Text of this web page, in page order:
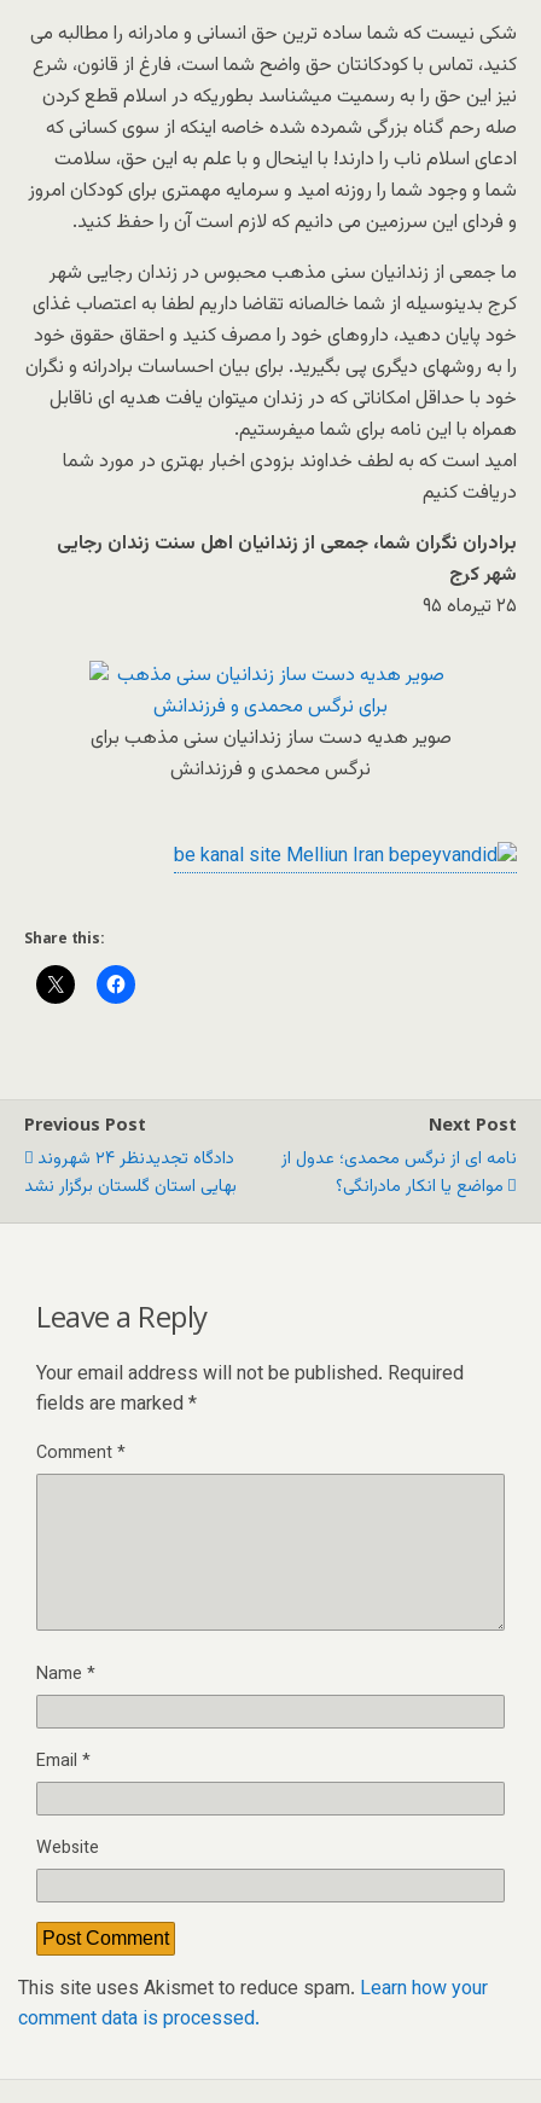
شکی نیست که شما ساده ترین حق انسانی و مادرانه را مطالبه می
کنید، تماس با کودکانتان حق واضح شما است، فارغ از قانون، شرع
نیز این حق را به رسمیت میشناسد بطوریکه در اسلام قطع کردن
صله رحم گناه بزرگی شمرده شده خاصه اینکه از سوی کسانی که
ادعای اسلام ناب را دارند! با اینحال و با علم به این حق، سلامت
شما و وجود شما را روزنه امید و سرمایه مهمتری برای کودکان امروز
و فردای این سرزمین می دانیم که لازم است آن را حفظ کنید.
ما جمعی از زندانیان سنی مذهب محبوس در زندان رجایی شهر
کرج بدینوسیله از شما خالصانه تقاضا داریم لطفا به اعتصاب غذای
خود پایان دهید، داروهای خود را مصرف کنید و احقاق حقوق خود
را به روشهای دیگری پی بگیرید. برای بیان احساسات برادرانه و نگران
خود با حداقل امکاناتی که در زندان میتوان یافت هدیه ای ناقابل
همراه با این نامه برای شما میفرستیم.
امید است که به لطف خداوند بزودی اخبار بهتری در مورد شما
دریافت کنیم
برادران نگران شما، جمعی از زندانیان اهل سنت زندان رجایی
شهر کرج
۲۵ تیرماه ۹۵
صویر هدیه دست ساز زندانیان سنی مذهب برای
نرگس محمدی و فرزندانش
Share this:
Previous Post
دادگاه تجدیدنظر ۲۴ شهروند
بهایی استان گلستان برگزار نشد
Next Post
نامه ای از نرگس محمدی؛ عدول از
مواضع یا انکار مادرانگی؟
Leave a Reply
Your email address will not be published. Required
fields are marked *
Comment*
Name *
Email *
Website
This site uses Akismet to reduce spam. Learn how your
comment data is processed.